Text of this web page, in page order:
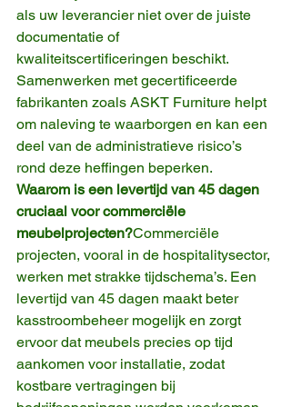
als uw leverancier niet over de juiste
documentatie of
kwaliteitscertificeringen beschikt.
Samenwerken met gecertificeerde
fabrikanten zoals ASKT Furniture helpt
om naleving te waarborgen en kan een
deel van de administratieve risico’s
rond deze heffingen beperken.
Waarom is een levertijd van 45 dagen
cruciaal voor commerciële
meubelprojecten?Commerciële
projecten, vooral in de hospitalitysector,
werken met strakke tijdschema’s. Een
levertijd van 45 dagen maakt beter
kasstroombeheer mogelijk en zorgt
ervoor dat meubels precies op tijd
aankomen voor installatie, zodat
kostbare vertragingen bij